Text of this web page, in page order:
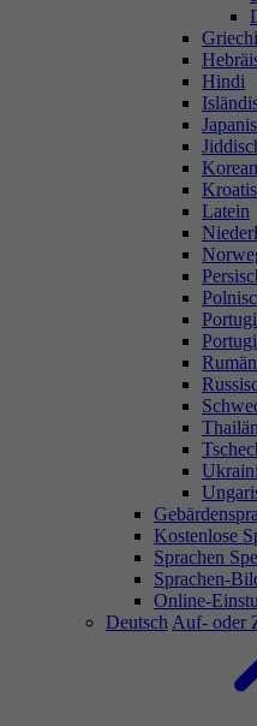
Hindi
Latein
Kostenlose
Sprachen
Sprachen-
Online-
Deutsch Auf- oder